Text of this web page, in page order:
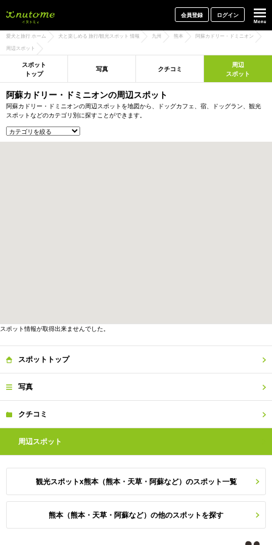
会員登録 ログイン
愛犬と旅行 ホーム 犬と楽しめる 旅行/観光スポット 情報 九州 熊本 阿蘇カドリー・ドミニオン
周辺スポット
スポット
トップ
写真 クチコミ
周辺
スポット
阿蘇カドリー・ドミニオンの周辺スポット
阿蘇カドリー・ドミニオンの周辺スポットを地図から、ドッグカフェ、宿、ドッグラン、観光
スポットなどのカテゴリ別に探すことができます。
スポット情報が取得出来ませんでした。
スポット トップ
写真
クチコミ
周辺スポット
観光スポットx熊本（熊本・天草・阿蘇など）のスポット一覧
熊本（熊本・天草・阿蘇など）の他のスポットを探す